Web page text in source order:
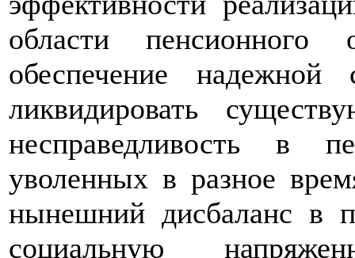
области пенсионного
обеспечение
ликвидировать
несправедливость в
уволенных в разное
нынешний дисбаланс в
социальную